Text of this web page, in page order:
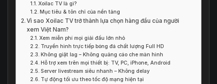
Xoilac TV là gì?
Mục tiêu & tôn chỉ của nền tảng
Vì sao Xoilac TV trở thành lựa chọn hàng đầu của người
xem Việt Nam?
Xem miễn phí mọi giải đấu lớn nhỏ
Truyền hình trực tiếp bóng đá chất lượng Full HD
Không giật lag – Không quảng cáo che màn hình
Hỗ trợ xem trên mọi thiết bị: TV, PC, iPhone, Android
Server livestream siêu nhanh – Không delay
Tự động tối ưu theo tốc độ mạng hiện tại